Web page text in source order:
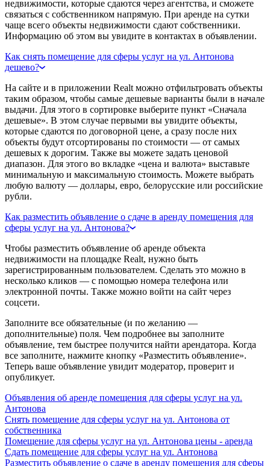
недвижимости, которые сдаются через агентства, и сможете
связаться с собственником напрямую. При аренде на сутки
чаще всего объекты недвижимости сдают собственники.
Информацию об этом вы увидите в контактах в объявлении.
Как снять помещение для сферы услуг на ул. Антонова
дешево?
На сайте и в приложении Realt можно отфильтровать объекты
таким образом, чтобы самые дешевые варианты были в начале
выдачи. Для этого в сортировке выберите пункт «Сначала
дешевые». В этом случае первыми вы увидите объекты,
которые сдаются по договорной цене, а сразу после них
объекты будут отсортированы по стоимости — от самых
дешевых к дорогим. Также вы можете задать ценовой
диапазон. Для этого во вкладке «цена и валюта» выставьте
минимальную и максимальную стоимость. Можете выбрать
любую валюту — доллары, евро, белорусские или российские
рубли.
Как разместить объявление о сдаче в аренду помещения для
сферы услуг на ул. Антонова?
Чтобы разместить объявление об аренде объекта
недвижимости на площадке Realt, нужно быть
зарегистрированным пользователем. Сделать это можно в
несколько кликов — с помощью номера телефона или
электронной почты. Также можно войти на сайт через
соцсети.
Заполните все обязательные (и по желанию —
дополнительные) поля. Чем подробнее вы заполните
объявление, тем быстрее получится найти арендатора. Когда
все заполните, нажмите кнопку «Разместить объявление».
Теперь ваше объявление увидит модератор, проверит и
опубликует.
Объявления об аренде помещения для сферы услуг на ул.
Антонова
Снять помещение для сферы услуг на ул. Антонова от
собственника
Помещение для сферы услуг на ул. Антонова цены - аренда
Сдать помещение для сферы услуг на ул. Антонова
Разместить объявление о сдаче в аренду помещения для сферы